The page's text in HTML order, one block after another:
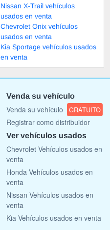
Nissan X-Trail vehículos
usados en venta
Chevrolet Onix vehículos
usados en venta
Kia Sportage vehículos usados
en venta
Venda su vehículo
Venda su vehículo GRATUITO
Registrar como distribuidor
Ver vehículos usados
Chevrolet Vehículos usados en
venta
Honda Vehículos usados en
venta
Nissan Vehículos usados en
venta
Kia Vehículos usados en venta